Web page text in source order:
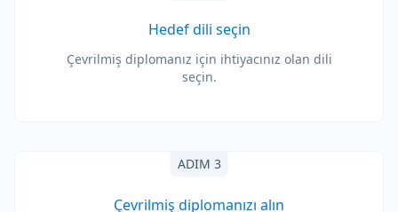
Hedef dili seçin
Çevrilmiş diplomanız için ihtiyacınız olan dili
seçin.
ADIM 3
Çevrilmiş diplomanızı alın